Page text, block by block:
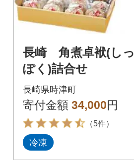
長崎 角煮卓袱(しっ
ぽく)詰合せ
長崎県時津町
寄付金額 34,000円
（5件）
冷凍